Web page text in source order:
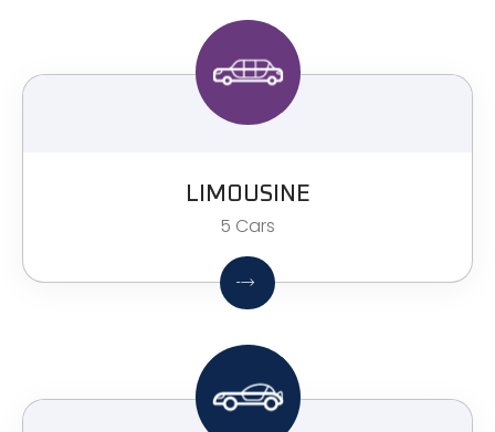
LIMOUSINE
5 Cars